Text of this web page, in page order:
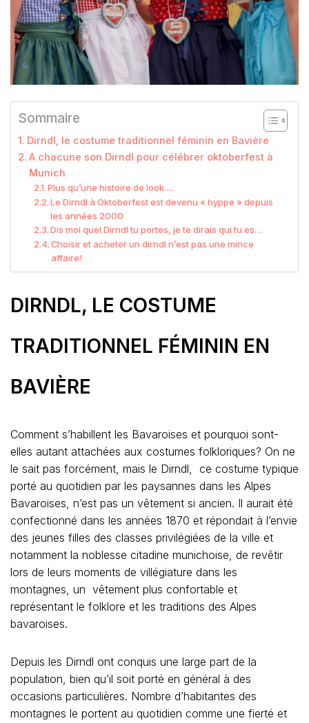
Sommaire
Dirndl, le costume traditionnel féminin en Bavière
A chacune son Dirndl pour célébrer oktoberfest à
Munich
Plus qu’une histoire de look….
Le Dirndl à Oktoberfest est devenu « hyppe » depuis
les années 2000
Dis moi quel Dirndl tu portes, je te dirais qui tu es…
Choisir et acheter un dirndl n’est pas une mince
affaire!
DIRNDL, LE COSTUME
TRADITIONNEL FÉMININ EN
BAVIÈRE
Comment s’habillent les Bavaroises et pourquoi sont-
elles autant attachées aux costumes folkloriques? On ne
le sait pas forcément, mais le Dirndl, ce costume typique
porté au quotidien par les paysannes dans les Alpes
Bavaroises, n’est pas un vêtement si ancien. Il aurait été
confectionné dans les années 1870 et répondait à l’envie
des jeunes filles des classes privilégiées de la ville et
notamment la noblesse citadine munichoise, de revêtir
lors de leurs moments de villégiature dans les
montagnes, un vêtement plus confortable et
représentant le folklore et les traditions des Alpes
bavaroises.
Depuis les Dirndl ont conquis une large part de la
population, bien qu’il soit porté en général à des
occasions particulières. Nombre d’habitantes des
montagnes le portent au quotidien comme une fierté et